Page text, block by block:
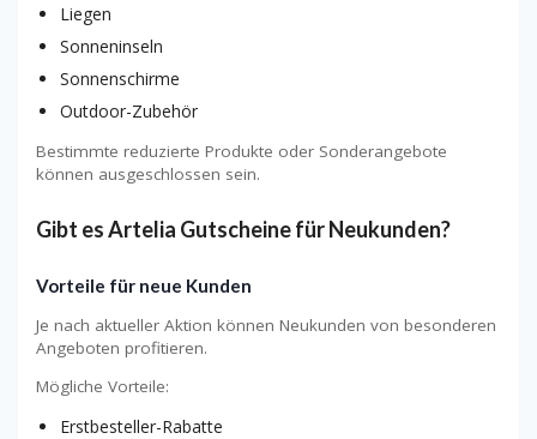
Liegen
Sonneninseln
Sonnenschirme
Outdoor-Zubehör
Bestimmte reduzierte Produkte oder Sonderangebote
können ausgeschlossen sein.
Gibt es Artelia Gutscheine für Neukunden?
Vorteile für neue Kunden
Je nach aktueller Aktion können Neukunden von besonderen
Angeboten profitieren.
Mögliche Vorteile:
Erstbesteller-Rabatte